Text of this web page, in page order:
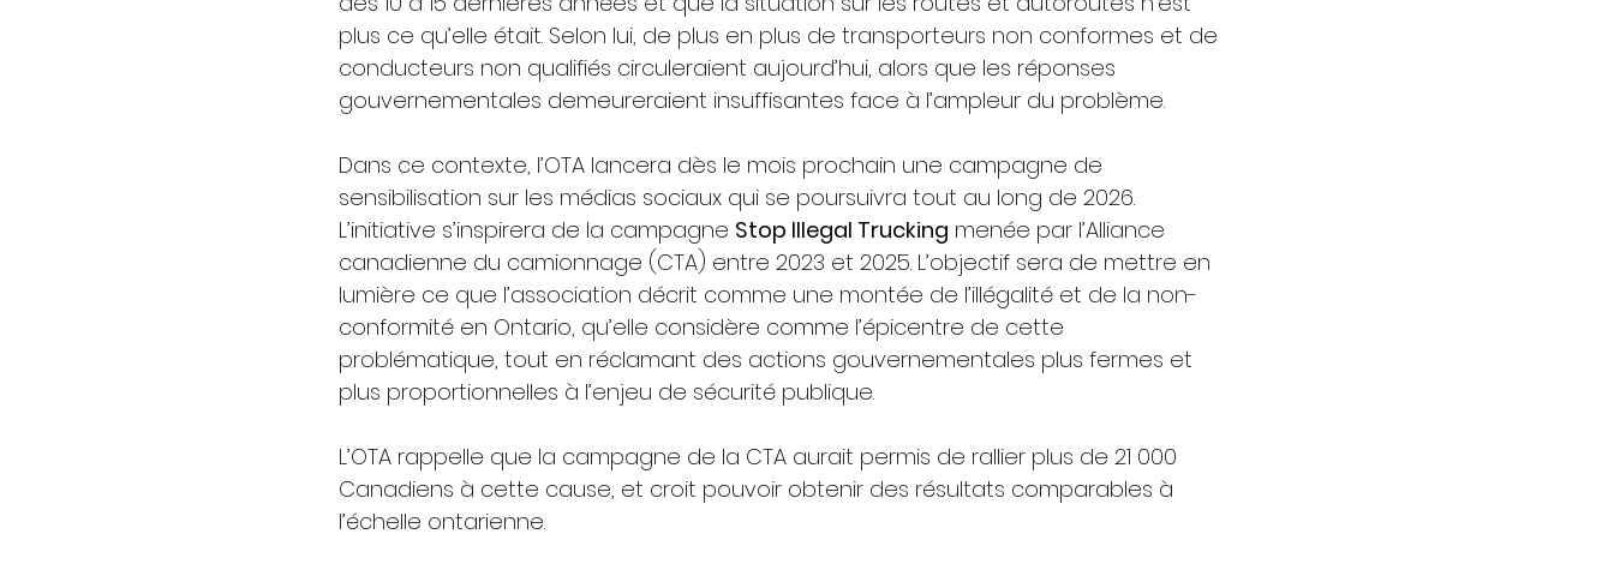
plus ce qu’elle était. Selon lui, de plus en plus de transporteurs non conformes et de
conducteurs non qualifiés circuleraient aujourd’hui, alors que les réponses
gouvernementales demeureraient insuffisantes face à l’ampleur du problème.
Dans ce contexte, l’OTA lancera dès le mois prochain une campagne de
sensibilisation sur les médias sociaux qui se poursuivra tout au long de 2026.
L’initiative s’inspirera de la campagne Stop Illegal Trucking menée par l’Alliance
canadienne du camionnage (CTA) entre 2023 et 2025. L’objectif sera de mettre en
lumière ce que l’association décrit comme une montée de l’illégalité et de la non-
conformité en Ontario, qu’elle considère comme l’épicentre de cette
problématique, tout en réclamant des actions gouvernementales plus fermes et
plus proportionnelles à l’enjeu de sécurité publique.
L’OTA rappelle que la campagne de la CTA aurait permis de rallier plus de 21 000
Canadiens à cette cause, et croit pouvoir obtenir des résultats comparables à
l’échelle ontarienne.